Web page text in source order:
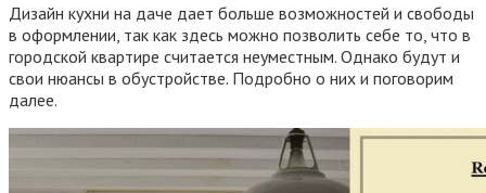
Дизайн кухни на даче дает больше возможностей и свободы
в оформлении, так как здесь можно позволить себе то, что в
городской квартире считается неуместным. Однако будут и
свои нюансы в обустройстве. Подробно о них и поговорим
далее.